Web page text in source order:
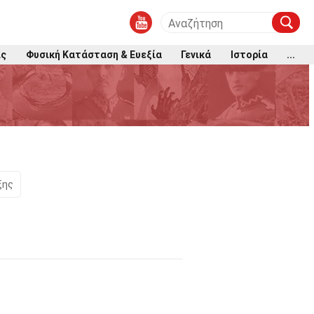
Φυσική Κατάσταση & Ευεξία Γενικά Ιστορία ...